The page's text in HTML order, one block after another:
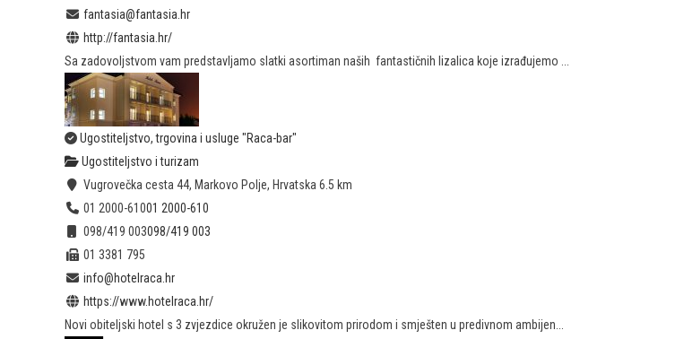
fantasia@fantasia.hr
http://fantasia.hr/
Sa zadovoljstvom vam predstavljamo slatki asortiman naših fantastičnih lizalica koje izrađujemo ...
Ugostiteljstvo, trgovina i usluge "Raca-bar"
Ugostiteljstvo i turizam
Vugrovečka cesta 44, Markovo Polje, Hrvatska 6.5 km
01 2000-61001 2000-610
098/419 003098/419 003
01 3381 795
info@hotelraca.hr
https://www.hotelraca.hr/
Novi obiteljski hotel s 3 zvjezdice okružen je slikovitom prirodom i smješten u predivnom ambijen...